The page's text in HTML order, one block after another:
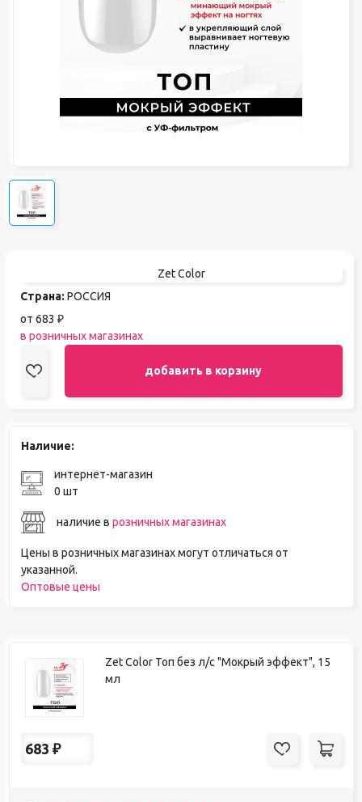
Zet Color
Страна: РОССИЯ
от 683 ₽
в розничных магазинах
добавить в корзину
Наличие:
интернет-магазин
0 шт
наличие в розничных магазинах
Цены в розничных магазинах могут отличаться от
указанной.
Оптовые цены
Zet Color Топ без л/с "Мокрый эффект", 15
мл
683 ₽